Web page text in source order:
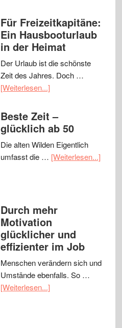
Für Freizeitkapitäne:
Ein Hausbooturlaub
in der Heimat
Der Urlaub ist die schönste
Zeit des Jahres. Doch …
[Weiterlesen...]
Beste Zeit –
glücklich ab 50
Die alten Wilden Eigentlich
umfasst die … [Weiterlesen...]
Durch mehr
Motivation
glücklicher und
effizienter im Job
Menschen verändern sich und
Umstände ebenfalls. So …
[Weiterlesen...]